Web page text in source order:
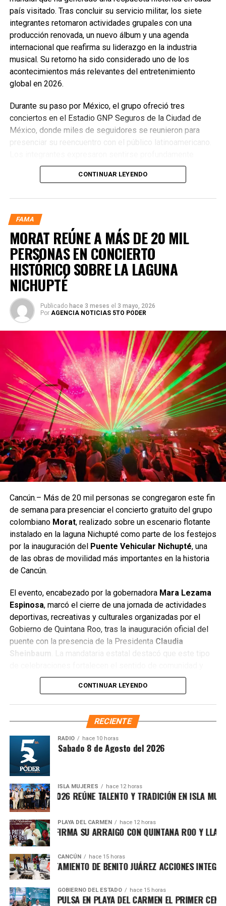
país visitado. Tras concluir su servicio militar, los siete
integrantes retomaron actividades grupales con una
producción renovada, un nuevo álbum y una agenda
internacional que reafirma su liderazgo en la industria
musical. Su retorno ha sido considerado uno de los
acontecimientos más relevantes del entretenimiento
global en 2026.
Durante su paso por México, el grupo ofreció tres
conciertos en el Estadio GNP Seguros de la Ciudad de
México, donde miles de seguidores se reunieron para
presenciar su reencuentro con el público latinoamericano.
conmovidos por la energía, la entrega y la calidez del
público mexicano, destacando que el país mantiene una
audiencias más apasionadas y que su regreso superó
todas las expectativas por la fuerza del recibimiento.
La gira mundial 2026‑2027 contempla más de 70
presentaciones en Asia, América y Europa. Tras su paso
por México, BTS continuará con conciertos programados
en Estados Unidos, Canadá, Brasil, Japón, Corea del Sur,
Alemania, Francia y Reino Unido, entre otros países. La
agencia del grupo confirmó que se evalúan nuevas fechas
para 2027 debido a la alta demanda registrada en diversas
ciudades.
Con este regreso, BTS reafirma su impacto cultural y su
capacidad para movilizar audiencias globales,
consolidándose como uno de los fenómenos musicales
más influyentes de la última década. Su presencia en
México dejó una huella significativa tanto para los
seguidores como para la industria del entretenimiento.
Fuente: 5to Poder Agencia de Noticias.
Recibe las noticias al instante
Únete al canal oficial de WhatsApp de
Quinto Podery recibe las noticias más
importantes de Quintana Roo directamente
en tu teléfono.
CONTINUAR LEYENDO
FAMA
MORAT REÚNE A MÁS DE 20 MIL
PERSONAS EN CONCIERTO
HISTÓRICO SOBRE LA LAGUNA
NICHUPTÉ
Publicado hace 3 meses el 3 mayo, 2026
Por AGENCIA NOTICIAS 5TO PODER
Cancún.– Más de 20 mil personas se congregaron este fin
de semana para presenciar el concierto gratuito del grupo
colombiano Morat, realizado sobre un escenario flotante
instalado en la laguna Nichupté como parte de los festejos
por la inauguración del Puente Vehicular Nichupté, una
de las obras de movilidad más importantes en la historia
de Cancún.
El evento, encabezado por la gobernadora Mara Lezama
Espinosa, marcó el cierre de una jornada de actividades
deportivas, recreativas y culturales organizadas por el
Gobierno de Quintana Roo, tras la inauguración oficial del
puente con la presencia de la Presidenta Claudia
Sheinbaum
. La mandataria estatal destacó que este tipo
permiten que las familias disfruten de espacios seguros y
influyentes del pop-folk contemporáneo, interpretó sus
temas más reconocidos ante un público que abarrotó la
zona del puente. Canciones como “Cómo te atreves”,
“Besos en guerra”, “Amor con hielo”, “Cuando nadie ve”, “No
CONTINUAR LEYENDO
RECIENTE
RADIO hace 10 horas
Matutina Sabado 8 de Agosto del 2026
ISLA MUJERES hace 12 horas
ISLEÑO 2026 REÚNE TALENTO Y TRADICIÓN EN ISLA
PLAYA DEL CARMEN hace 12 horas
MARÍN REAFIRMA SU ARRAIGO CON QUINTANA ROO Y LLAMA
CANCÚN hace 15 horas
AYUNTAMIENTO DE BENITO JUÁREZ ACCIONES
GOBIERNO DEL ESTADO hace 15 horas
LEZAMA IMPULSA EN PLAYA DEL CARMEN EL PRIMER